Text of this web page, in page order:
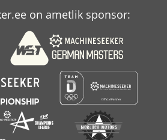
310 135
on ametlik sponsor: